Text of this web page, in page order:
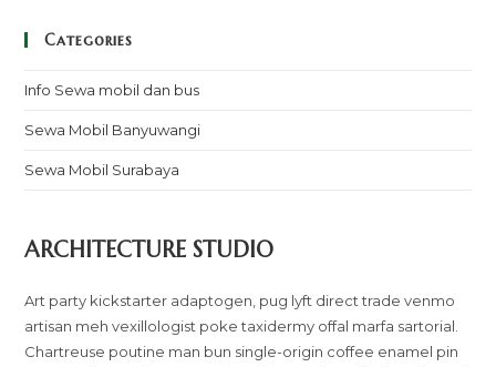
Categories
Info Sewa mobil dan bus
Sewa Mobil Banyuwangi
Sewa Mobil Surabaya
ARCHITECTURE STUDIO
Art party kickstarter adaptogen, pug lyft direct trade venmo
artisan meh vexillologist poke taxidermy offal marfa sartorial.
Chartreuse poutine man bun single-origin coffee enamel pin